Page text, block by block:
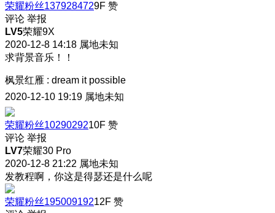
荣耀粉丝1379284729F 赞
评论 举报
LV5荣耀9X
2020-12-8 14:18 属地未知
求背景音乐！！
枫景红雁 : dream it possible
2020-12-10 19:19 属地未知
荣耀粉丝1029029210F 赞
评论 举报
LV7荣耀30 Pro
2020-12-8 21:22 属地未知
发教程啊，你这是得瑟还是什么呢
荣耀粉丝19500919212F 赞